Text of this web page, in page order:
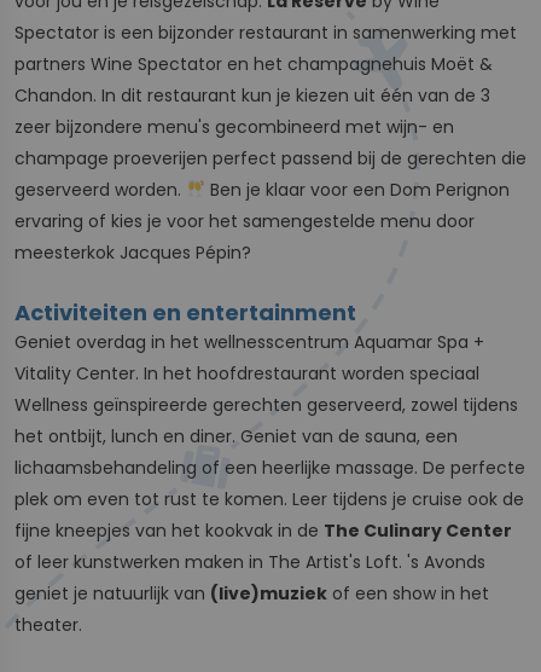
Spectator is een bijzonder restaurant in samenwerking met
partners Wine Spectator en het champagnehuis Moët &
Chandon. In dit restaurant kun je kiezen uit één van de 3
zeer bijzondere menu's gecombineerd met wijn- en
champage proeverijen perfect passend bij de gerechten die
geserveerd worden.
Ben je klaar voor een Dom Perignon
ervaring of kies je voor het samengestelde menu door
meesterkok Jacques Pépin?
Activiteiten en entertainment
Geniet overdag in het wellnesscentrum Aquamar Spa +
Vitality Center. In het hoofdrestaurant worden speciaal
Wellness geïnspireerde gerechten geserveerd, zowel tijdens
het ontbijt, lunch en diner. Geniet van de sauna, een
lichaamsbehandeling of een heerlijke massage. De perfecte
plek om even tot rust te komen. Leer tijdens je cruise ook de
fijne kneepjes van het kookvak in de The Culinary Center
of leer kunstwerken maken in The Artist's Loft. 's Avonds
geniet je natuurlijk van (live)muziek of een show in het
theater.